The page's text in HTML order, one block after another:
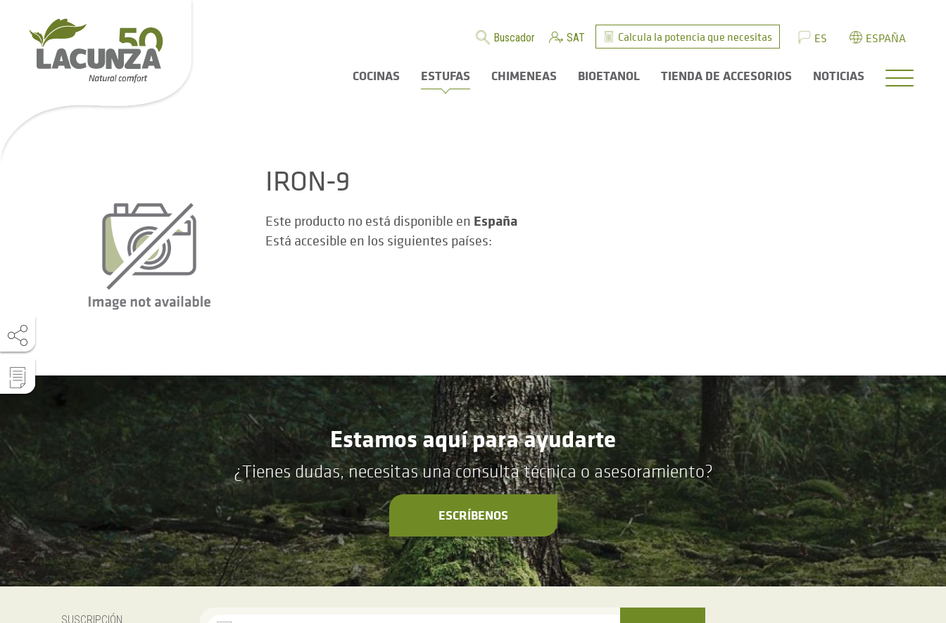
Buscador SAT Calcula la potencia que necesitas ES ESPAÑA
COCINAS ESTUFAS CHIMENEAS BIOETANOL TIENDA DE ACCESORIOS NOTICIAS
IRON-9
Este producto no está disponible en España
Está accesible en los siguientes países:
Estamos aquí para ayudarte
¿Tienes dudas, necesitas una consulta técnica o asesoramiento?
ESCRÍBENOS
SUSCRIPCIÓN